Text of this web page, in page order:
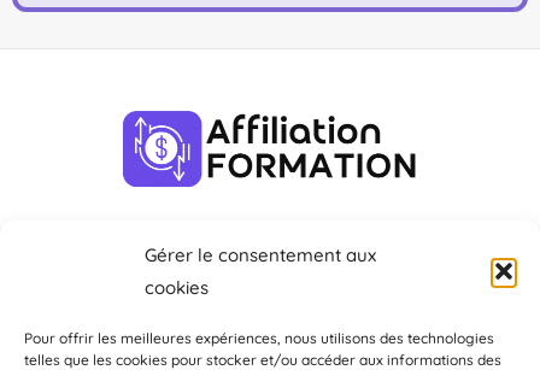
Gérer le consentement aux
cookies
Pour offrir les meilleures expériences, nous utilisons des technologies
telles que les cookies pour stocker et/ou accéder aux informations des
À Propos